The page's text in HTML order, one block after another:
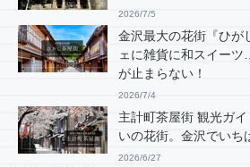
2026/7/5
金沢最大の花街『ひが
ェに雑貨に和スイー
が止まらない！
2026/7/4
主計町茶屋街 観光ガ
いの花街。金沢でいち
2026/6/27